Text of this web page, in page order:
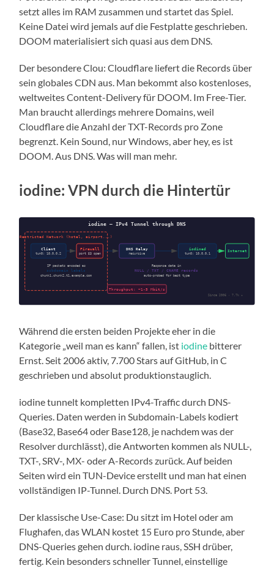
setzt alles im RAM zusammen und startet das Spiel.
Keine Datei wird jemals auf die Festplatte geschrieben.
DOOM materialisiert sich quasi aus dem DNS.
Der besondere Clou: Cloudflare liefert die Records über
sein globales CDN aus. Man bekommt also kostenloses,
weltweites Content-Delivery für DOOM. Im Free-Tier.
Man braucht allerdings mehrere Domains, weil
Cloudflare die Anzahl der TXT-Records pro Zone
begrenzt. Kein Sound, nur Windows, aber hey, es ist
DOOM. Aus DNS. Was will man mehr.
iodine: VPN durch die Hintertür
Während die ersten beiden Projekte eher in die
Kategorie „weil man es kann“ fallen, ist iodine bitterer
Ernst. Seit 2006 aktiv, 7.700 Stars auf GitHub, in C
geschrieben und absolut produktionstauglich.
iodine tunnelt kompletten IPv4-Traffic durch DNS-
Queries. Daten werden in Subdomain-Labels kodiert
(Base32, Base64 oder Base128, je nachdem was der
Resolver durchlässt), die Antworten kommen als NULL-,
TXT-, SRV-, MX- oder A-Records zurück. Auf beiden
Seiten wird ein TUN-Device erstellt und man hat einen
vollständigen IP-Tunnel. Durch DNS. Port 53.
Der klassische Use-Case: Du sitzt im Hotel oder am
Flughafen, das WLAN kostet 15 Euro pro Stunde, aber
DNS-Queries gehen durch. iodine raus, SSH drüber,
fertig. Kein besonders schneller Tunnel, einstellige